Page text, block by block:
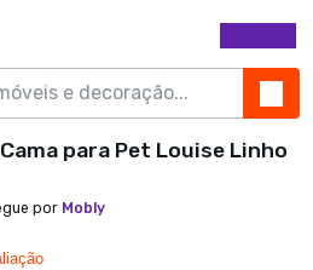
para Pet Louise Linho
por Mobly